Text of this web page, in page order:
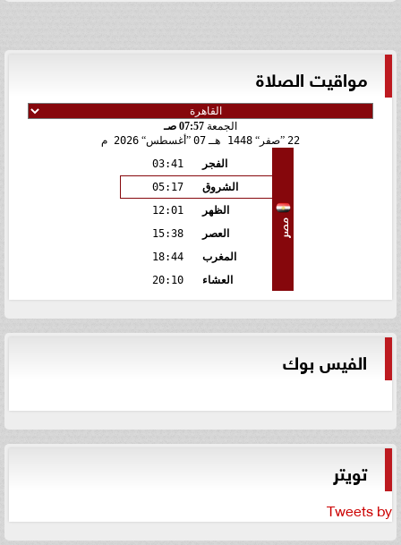
مواقيت الصلاة
الجمعة 07:57 صـ
22 صفر 1448 هـ 07 أغسطس 2026 م
مصر
الفجر
03:41
الشروق
05:17
الظهر
12:01
العصر
15:38
المغرب
18:44
العشاء
20:10
الفيس بوك
تويتر
Tweets by